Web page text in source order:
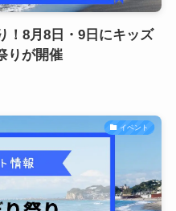
！8月8日・9日にキッズ
りが開催
イベント